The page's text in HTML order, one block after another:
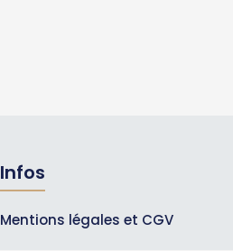
Infos
Mentions légales et CGV